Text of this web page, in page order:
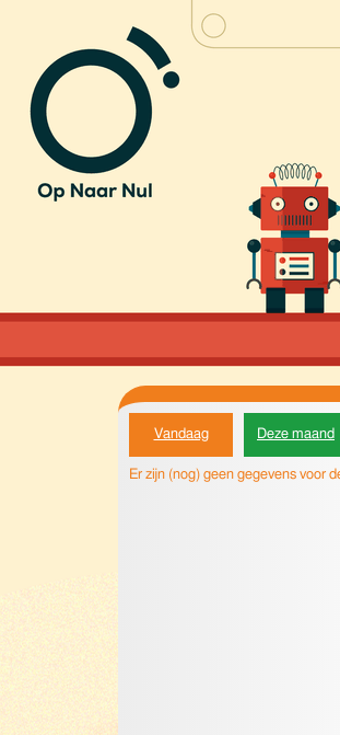
Vandaag Deze maand
Er zijn (nog) geen gegevens voor